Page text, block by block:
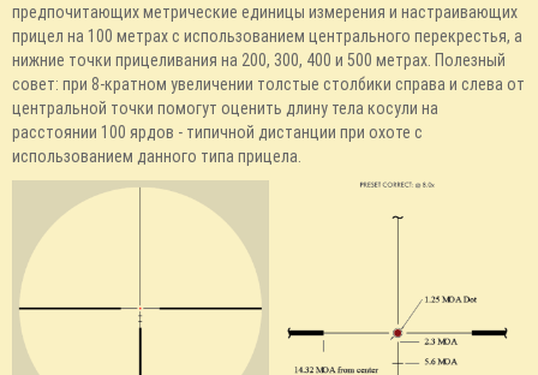
предпочитающих метрические единицы измерения и настраивающих
прицел на 100 метрах с использованием центрального перекрестья, а
нижние точки прицеливания на 200, 300, 400 и 500 метрах. Полезный
совет: при 8-кратном увеличении толстые столбики справа и слева от
центральной точки помогут оценить длину тела косули на
расстоянии 100 ярдов - типичной дистанции при охоте с
использованием данного типа прицела.